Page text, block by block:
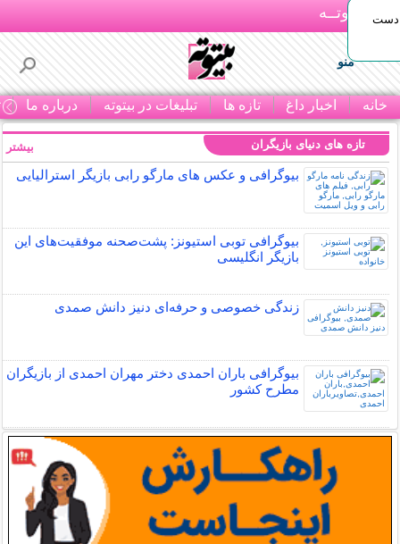
بـیتوتــه
منو
خانه اخبار داغ تازه ها تبلیغات در بیتوته درباره ما
دست
تازه های دنیای بازیگران
بیوگرافی و عکس های مارگو رابی بازیگر استرالیایی
بیوگرافی توبی استیونز: پشت‌صحنه موفقیت‌های این
بازیگر انگلیسی
زندگی خصوصی و حرفه‌ای دنیز دانش صمدی
بیوگرافی باران احمدی دختر مهران احمدی از بازیگران
مطرح کشور
بیشتر